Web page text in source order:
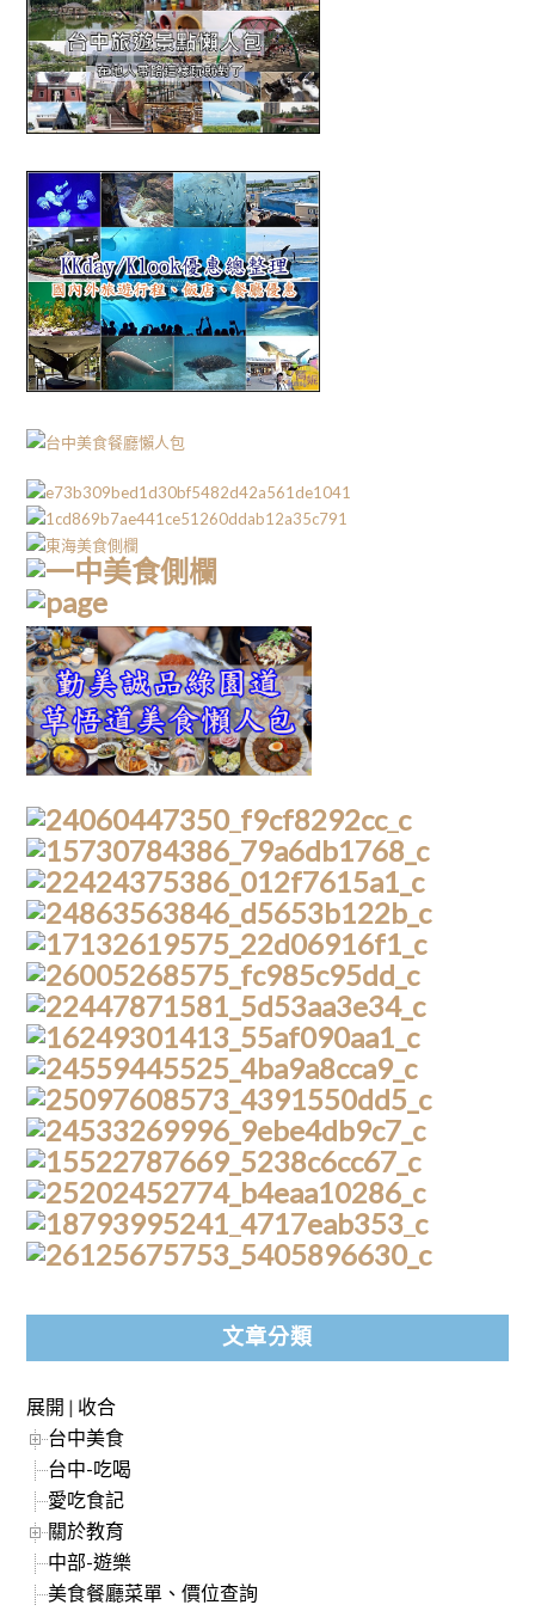
文章分類
展開 | 收合
台中美食
台中-吃喝
愛吃食記
關於教育
中部-遊樂
美食餐廳菜單、價位查詢